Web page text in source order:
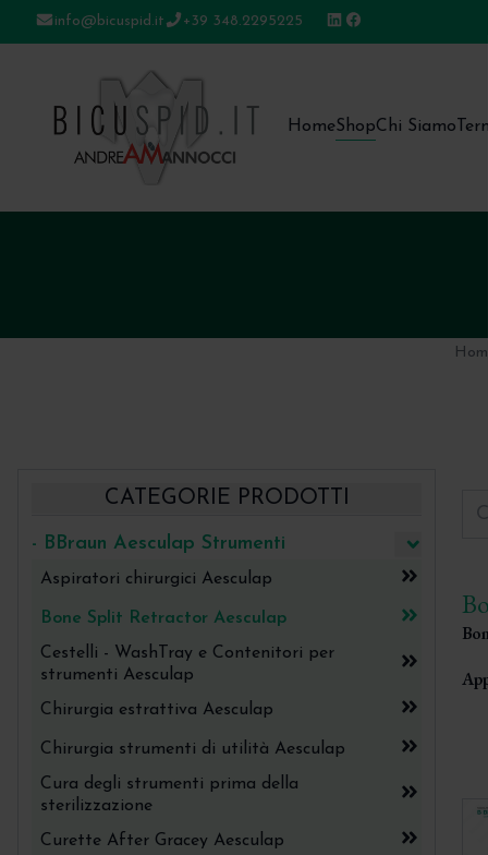
info@bicuspid.it +39 348.2295225
HomeShopChi Siamo
CATEGORIE PRODOTTI
- BBraun Aesculap Strumenti
Aspiratori chirurgici Aesculap
Bone Split Retractor Aesculap
Cestelli - WashTray e Contenitori per
strumenti Aesculap
Chirurgia estrattiva Aesculap
Chirurgia strumenti di utilità Aesculap
Cura degli strumenti prima della
sterilizzazione
Curette After Gracey Aesculap